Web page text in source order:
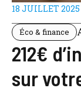
18 JUILLET 2025
Éco & finance
212€
sur